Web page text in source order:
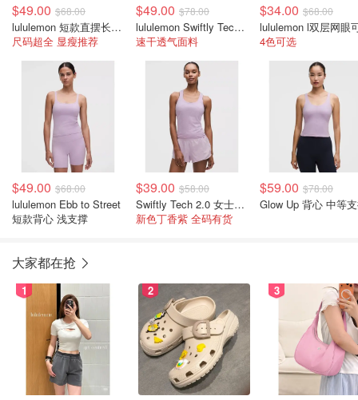
$49.00 $68.00
lululemon 短款直摆长袖衫
尺码超全 显瘦推荐
$49.00 $78.00
lululemon Swiftly Tech 2.0 短袖露脐衫 女款
速干透气面料
$34.00 $68.00
4色可选
$49.00 $68.00
lululemon Ebb to Street
短款背心 浅支撑
$39.00 $58.00
Swiftly Tech 2.0 女士背心
新色丁香紫 全码有货
$59.00 $78.00
Glow Up 背心 中等
大家都在抢
1 2 3